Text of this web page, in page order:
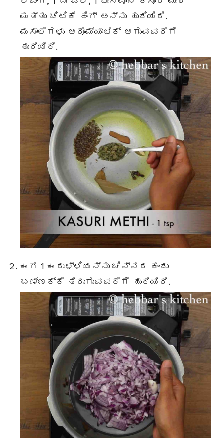
ಮತ್ತು ಚಿಟಿಕೆ ಹಿಂಗ್ ಅನ್ನು ಹುರಿಯಿರಿ.
ಮಸಾಲೆಗಳು ಆರೊಮ್ಯಾಟಿಕ್ ಆಗುವವರೆಗೆ
ಹುರಿಯಿರಿ.
ಈಗ 1 ಈರುಳ್ಳಿಯನ್ನು ಚಿನ್ನದ ಕಂದು
ಬಣ್ಣಕ್ಕೆ ತಿರುಗುವವರೆಗೆ ಹುರಿಯಿರಿ.